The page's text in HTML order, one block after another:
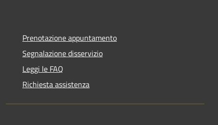
Prenotazione appuntamento
Segnalazione disservizio
Leggi le FAQ
Richiesta assistenza